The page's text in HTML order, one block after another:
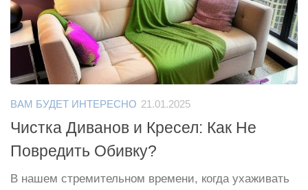
ВАМ БУДЕТ ИНТЕРЕСНО 21.01.2025
Чистка Диванов и Кресел: Как Не
Повредить Обивку?
В нашем стремительном времени, когда ухаживать